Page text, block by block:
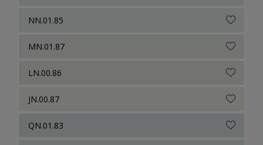
NN.01.85
MN.01.87
LN.00.86
JN.00.87
QN.01.83